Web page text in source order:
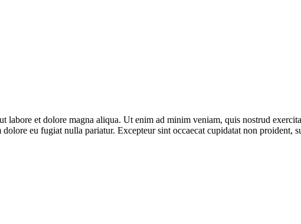
et dolore magna aliqua. Ut enim ad minim veniam, quis nostrud
eu fugiat nulla pariatur. Excepteur sint occaecat cupidatat non proident,